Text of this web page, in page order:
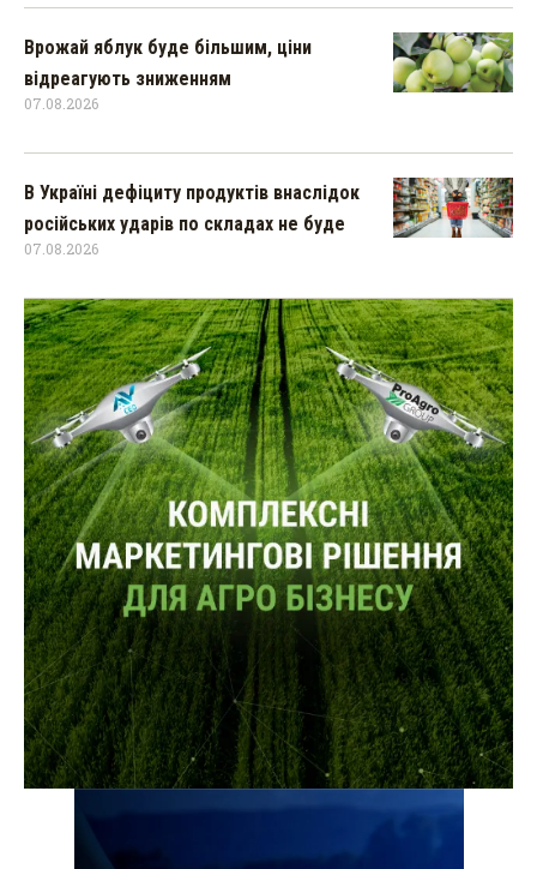
Врожай яблук буде більшим, ціни
відреагують зниженням
07.08.2026
В Україні дефіциту продуктів внаслідок
російських ударів по складах не буде
07.08.2026